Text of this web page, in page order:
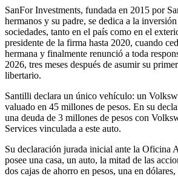
SanFor Investments, fundada en 2015 por
hermanos y su padre, se dedica a la
sociedades, tanto en el país como en el
presidente de la firma hasta 2020, cuando
hermana y finalmente renunció a toda
2026, tres meses después de asumir su
libertario.
Santilli declara un único vehículo: un
valuado en 45 millones de pesos. En su
una deuda de 3 millones de pesos con
Services vinculada a este auto.
Su declaración jurada inicial ante la Oficina
posee una casa, un auto, la mitad de las
dos cajas de ahorro en pesos, una en